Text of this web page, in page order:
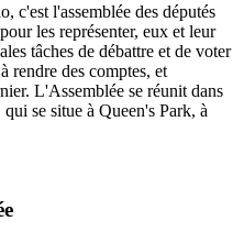
c'est l'assemblée des députés
les représenter, eux et leur
tâches de débattre et de voter
rendre des comptes, et
L'Assemblée se réunit dans
se situe à Queen's Park, à